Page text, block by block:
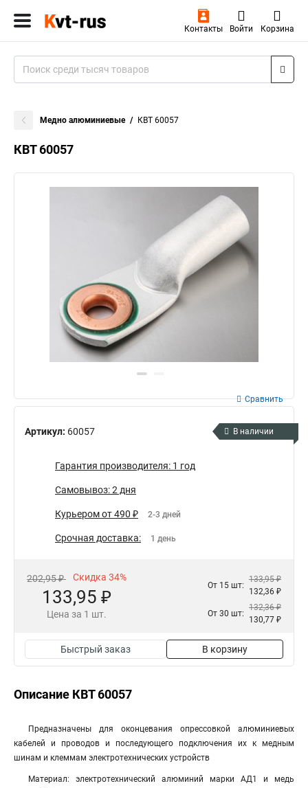
Контакты Войти Корзина
Медно алюминиевые КВТ 60057
КВТ 60057
Артикул: 60057
Сравнить
В наличии
Гарантия производителя: 1 год
Самовывоз: 2 дня
Курьером от 490 ₽ 2-3 дней
Срочная доставка: 1 день
202,95 ₽ Скидка 34%
133,95 ₽
Цена за 1 шт.
От 15 шт:
133,95 ₽
132,36 ₽
От 30 шт:
132,36 ₽
130,77 ₽
Быстрый заказ В корзину
Описание КВТ 60057
Предназначены для оконцевания опрессовкой алюминиевых
кабелей и проводов и последующего подключения их к медным
шинам и клеммам электротехнических устройств
Материал: электротехнический алюминий марки АД1 и медь